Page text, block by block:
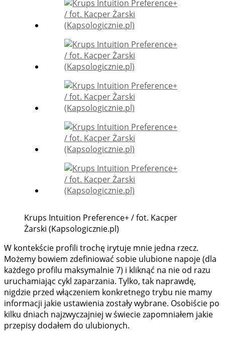
Krups Intuition Preference+ / fot. Kacper
Żarski (Kapsologicznie.pl)
W kontekście profili trochę irytuje mnie jedna rzecz.
Możemy bowiem zdefiniować sobie ulubione napoje (dla
każdego profilu maksymalnie 7) i kliknąć na nie od razu
uruchamiając cykl zaparzania. Tylko, tak naprawdę,
nigdzie przed włączeniem konkretnego trybu nie mamy
informacji jakie ustawienia zostały wybrane. Osobiście po
kilku dniach najzwyczajniej w świecie zapomniałem jakie
przepisy dodałem do ulubionych.